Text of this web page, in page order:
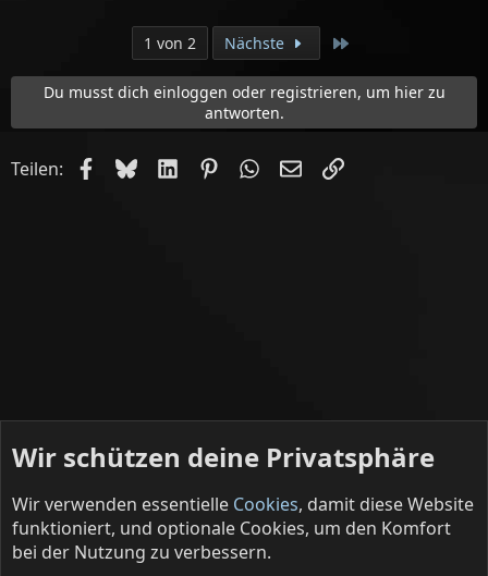
n
:
1 von 2 Nächste
Du musst dich einloggen oder registrieren, um hier zu
antworten.
Teilen: Facebook
BlueskyLinkedInPinterestWhatsApp
E-MailLink
Deine Lakaien
Wir schützen deine Privatsphäre
Wir verwenden essentielle Cookies, damit diese Website
funktioniert, und optionale Cookies, um den Komfort
bei der Nutzung zu verbessern.